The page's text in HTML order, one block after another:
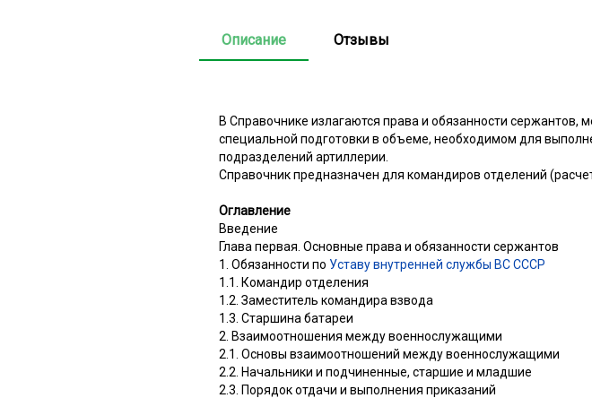
Описание Отзывы
В Справочнике излагаются права и обязанности сержантов,
специальной подготовки в объеме, необходимом для
подразделений артиллерии.
Справочник предназначен для командиров отделений
Оглавление
Введение
Глава первая. Основные права и обязанности сержантов
1. Обязанности по Уставу внутренней службы ВС СССР
1.1. Командир отделения
1.2. Заместитель командира взвода
1.3. Старшина батареи
2. Взаимоотношения между военнослужащими
2.1. Основы взаимоотношений между военнослужащими
2.2. Начальники и подчиненные, старшие и младшие
2.3. Порядок отдачи и выполнения приказаний